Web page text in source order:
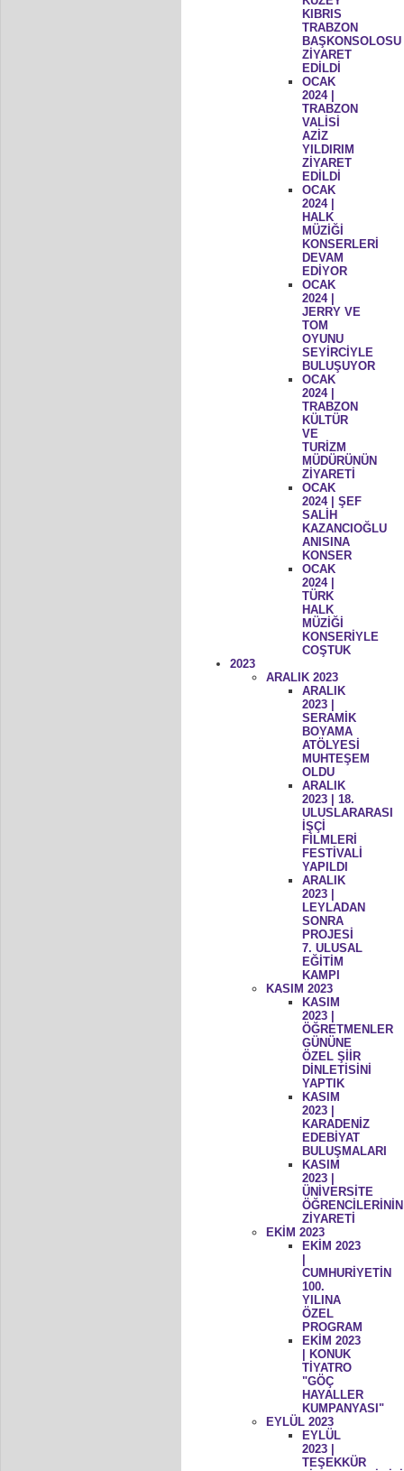
KIBRIS
TRABZON
BAŞKONSOLOSU
ZİYARET
EDİLDİ
OCAK
2024 |
TRABZON
VALİSİ
AZİZ
YILDIRIM
ZİYARET
EDİLDİ
OCAK
2024 |
HALK
MÜZİĞİ
KONSERLERİ
DEVAM
EDİYOR
OCAK
2024 |
JERRY VE
TOM
OYUNU
SEYİRCİYLE
BULUŞUYOR
OCAK
2024 |
TRABZON
KÜLTÜR
VE
TURİZM
MÜDÜRÜNÜN
ZİYARETİ
OCAK
2024 | ŞEF
SALİH
KAZANCIOĞLU
ANISINA
KONSER
OCAK
2024 |
TÜRK
HALK
MÜZİĞİ
KONSERİYLE
COŞTUK
2023
ARALIK 2023
ARALIK
2023 |
SERAMİK
BOYAMA
ATÖLYESİ
MUHTEŞEM
OLDU
ARALIK
2023 | 18.
ULUSLARARASI
İŞÇİ
FİLMLERİ
FESTİVALİ
YAPILDI
ARALIK
2023 |
LEYLADAN
SONRA
PROJESİ
7. ULUSAL
EĞİTİM
KAMPI
KASIM 2023
KASIM
2023 |
ÖĞRETMENLER
GÜNÜNE
ÖZEL ŞİİR
DİNLETİSİNİ
YAPTIK
KASIM
2023 |
KARADENİZ
EDEBİYAT
BULUŞMALARI
KASIM
2023 |
ÜNİVERSİTE
ÖĞRENCİLERİNİN
ZİYARETİ
EKİM 2023
EKİM 2023
CUMHURİYETİN
100.
YILINA
ÖZEL
PROGRAM
EKİM 2023
| KONUK
TİYATRO
"GÖÇ
HAYALLER
KUMPANYASI"
EYLÜL 2023
EYLÜL
2023 |
TEŞEKKÜR